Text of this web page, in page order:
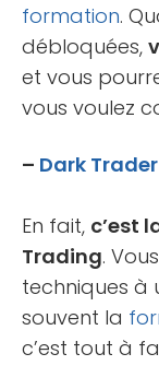
formation.
débloquées,
et vous
vous voulez
– Dark Trader
En fait, c’est
Trading.
techniques à
souvent la
c’est tout à